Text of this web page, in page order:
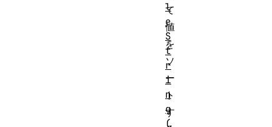
て
値
を
ソ
ー
ト
す
l
e
S
t
r
i
n
g
(